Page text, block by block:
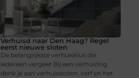
Verhuisd naar Den Haag? Regel
eerst nieuwe sloten
De belangrijkste verhuisklus die
iedereen vergeet Bij een verhuizing
denk je aan verhuisdozen, verf en het